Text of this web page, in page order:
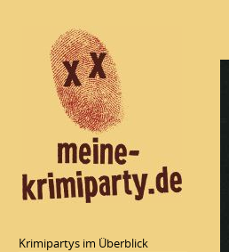
Krimipartys im Überblick